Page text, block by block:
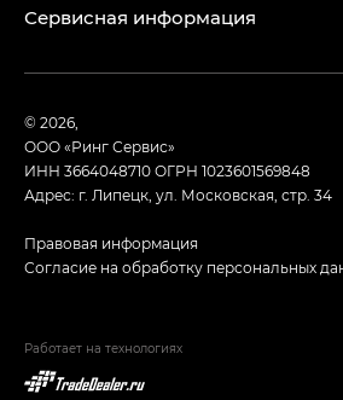
Сервисная информация
© 2026,
ООО «Ринг Сервис»
ИНН 3664048710ОГРН 1023601569848
Адрес: г. Липецк, ул. Московская, стр. 34
Правовая информация
Согласие на обработку персональных
Работает на технологиях